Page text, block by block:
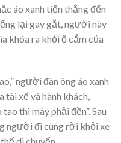
áo xanh tiến thẳng đến
lại gay gắt, người này
khóa ra khỏi ổ cắm của
người đàn ông áo xanh
tài xế và hành khách,
thì mày phải đền”. Sau
người đi cùng rời khỏi xe